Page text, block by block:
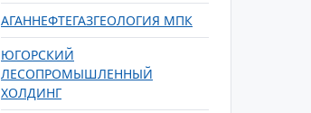
АГАННЕФТЕГАЗГЕОЛОГИЯ МПК
ЮГОРСКИЙ
ЛЕСОПРОМЫШЛЕННЫЙ
ХОЛДИНГ